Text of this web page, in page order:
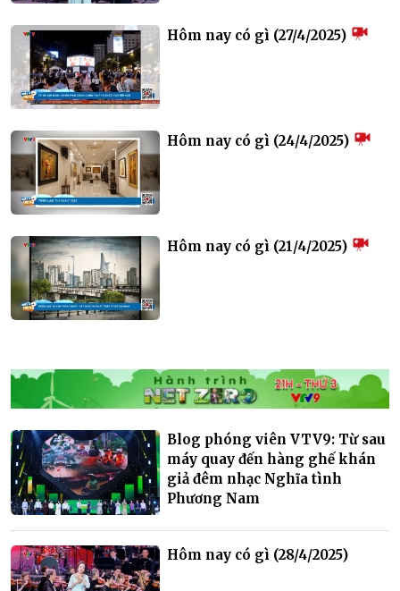
Hôm nay có gì (27/4/2025)
Hôm nay có gì (24/4/2025)
Hôm nay có gì (21/4/2025)
Blog phóng viên VTV9: Từ sau
máy quay đến hàng ghế khán
giả đêm nhạc Nghĩa tình
Phương Nam
Hôm nay có gì (28/4/2025)